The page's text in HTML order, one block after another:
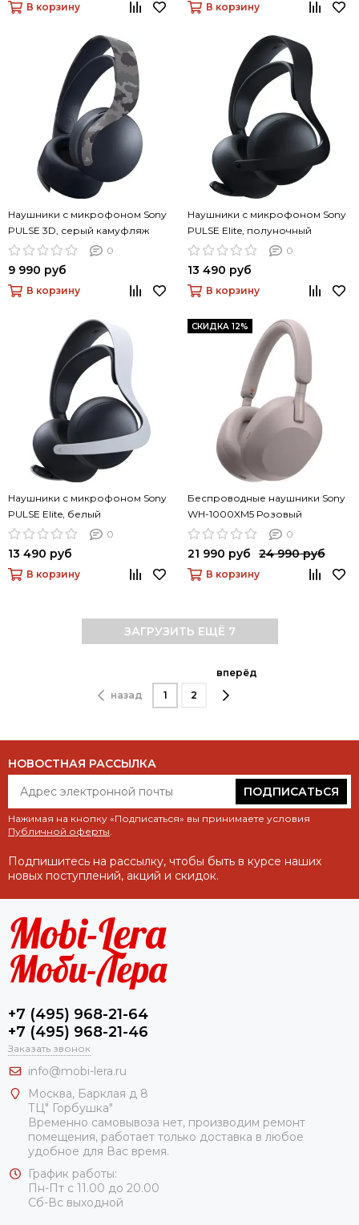
В корзину В корзину
Наушники с микрофоном Sony
PULSE 3D, серый камуфляж
0
9 990 руб
В корзину
Наушники с микрофоном Sony
PULSE Elite, полуночный
чёрный
0
13 490 руб
В корзину
Наушники с микрофоном Sony
PULSE Elite, белый
0
13 490 руб
В корзину
СКИДКА 12%
Беспроводные наушники Sony
WH-1000XM5 Розовый
0
21 990 руб 24 990 руб
В корзину
ЗАГРУЗИТЬ ЕЩЁ 7
назад 1 2
вперёд
НОВОСТНАЯ РАССЫЛКА
ПОДПИСАТЬСЯ
Нажимая на кнопку «Подписаться» вы принимаете условия
Публичной оферты.
Подпишитесь на рассылку, чтобы быть в курсе наших
новых поступлений, акций и скидок.
+7 (495) 968-21-64
+7 (495) 968-21-46
Заказать звонок
info@mobi-lera.ru
Москва, Барклая д 8
ТЦ" Горбушка"
Временно самовывоза нет, производим ремонт
помещения, работает только доставка в любое
удобное для Вас время.
График работы:
Пн-Пт с 11.00 до 20.00
Сб-Вс выходной